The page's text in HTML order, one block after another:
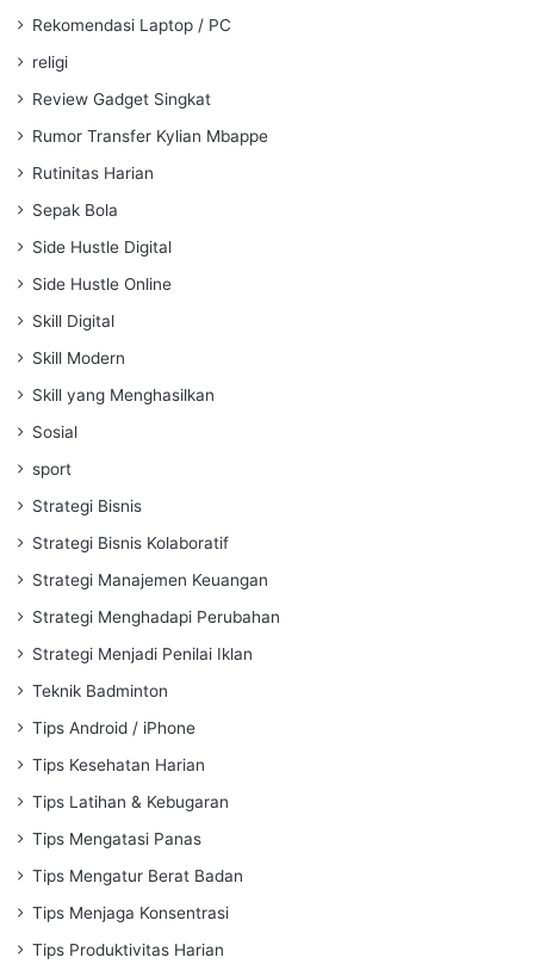
Rekomendasi Laptop / PC
religi
Review Gadget Singkat
Rumor Transfer Kylian Mbappe
Rutinitas Harian
Sepak Bola
Side Hustle Digital
Side Hustle Online
Skill Digital
Skill Modern
Skill yang Menghasilkan
Sosial
sport
Strategi Bisnis
Strategi Bisnis Kolaboratif
Strategi Manajemen Keuangan
Strategi Menghadapi Perubahan
Strategi Menjadi Penilai Iklan
Teknik Badminton
Tips Android / iPhone
Tips Kesehatan Harian
Tips Latihan & Kebugaran
Tips Mengatasi Panas
Tips Mengatur Berat Badan
Tips Menjaga Konsentrasi
Tips Produktivitas Harian